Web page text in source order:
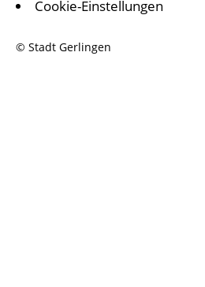
Cookie-Einstellungen
© Stadt Gerlingen